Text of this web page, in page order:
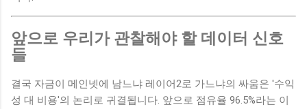
앞으로 우리가 관찰해야 할 데이터 신호
들
결국 자금이 메인넷에 남느냐 레이어2로 가느냐의 싸움은 '수익
성 대 비용'의 논리로 귀결됩니다. 앞으로 점유율 96.5%라는 이